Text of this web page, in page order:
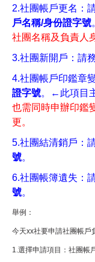
2.社團帳戶更名：
戶名稱/身份證字號
社團名稱及負責人
3.社團新開戶：請
4.社團帳戶印鑑章
證字號。←此項目
也需同時申辦印鑑
更。
5.社團結清銷戶：
號。
6.社團帳簿遺失：
號。
舉例：
今天xx社要申請社團帳戶
1.選擇申請項目：社團帳